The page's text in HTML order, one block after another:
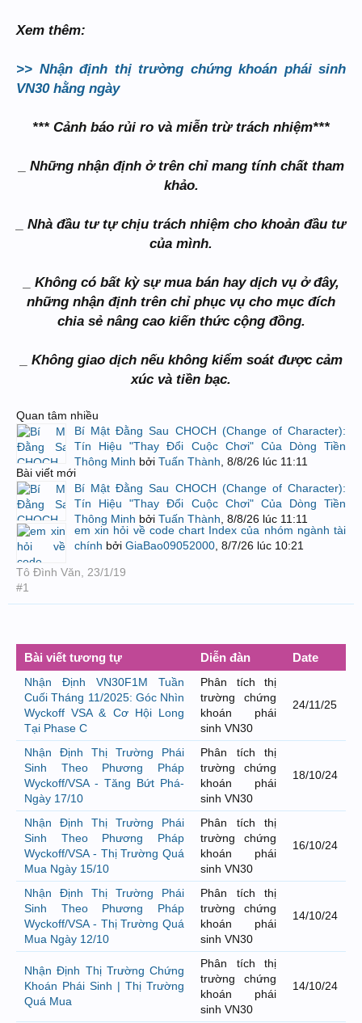
Xem thêm:
>> Nhận định thị trường chứng khoán phái sinh
VN30 hằng ngày
*** Cảnh báo rủi ro và miễn trừ trách nhiệm***
_ Những nhận định ở trên chỉ mang tính chất tham
khảo.
_ Nhà đầu tư tự chịu trách nhiệm cho khoản đầu tư
của mình.
_ Không có bất kỳ sự mua bán hay dịch vụ ở đây,
những nhận định trên chỉ phục vụ cho mục đích
chia sẻ nâng cao kiến thức cộng đồng.
_ Không giao dịch nếu không kiểm soát được cảm
xúc và tiền bạc.
Quan tâm nhiều
Bí Mật Đằng Sau CHOCH (Change of Character):
Tín Hiệu "Thay Đổi Cuộc Chơi" Của Dòng Tiền
Thông Minh bởi Tuấn Thành 8/8/26 lúc 11:11
Bài viết mới
Bí Mật Đằng Sau CHOCH (Change of Character):
Tín Hiệu "Thay Đổi Cuộc Chơi" Của Dòng Tiền
Thông Minh bởi Tuấn Thành 8/8/26 lúc 11:11
em xin hỏi về code chart Index của nhóm ngành tài
chính bởi GiaBao09052000 8/7/26 lúc 10:21
Tô Đình Văn
23/1/19
#1
Bài viết tương tự Diễn đàn Date
Nhận Định VN30F1M Tuần
Cuối Tháng 11/2025: Góc Nhìn
Wyckoff VSA & Cơ Hội Long
Tại Phase C
Phân tích thị
trường chứng
khoán phái
sinh VN30
24/11/25
Nhận Định Thị Trường Phái
Sinh Theo Phương Pháp
Wyckoff/VSA - Tăng Bứt Phá-
Ngày 17/10
Phân tích thị
trường chứng
khoán phái
sinh VN30
18/10/24
Nhận Định Thị Trường Phái
Sinh Theo Phương Pháp
Wyckoff/VSA - Thị Trường Quá
Mua Ngày 15/10
Phân tích thị
trường chứng
khoán phái
sinh VN30
16/10/24
Nhận Định Thị Trường Phái
Sinh Theo Phương Pháp
Wyckoff/VSA - Thị Trường Quá
Mua Ngày 12/10
Phân tích thị
trường chứng
khoán phái
sinh VN30
14/10/24
Nhận Định Thị Trường Chứng
Khoán Phái Sinh | Thị Trường
Quá Mua
Phân tích thị
trường chứng
khoán phái
sinh VN30
14/10/24